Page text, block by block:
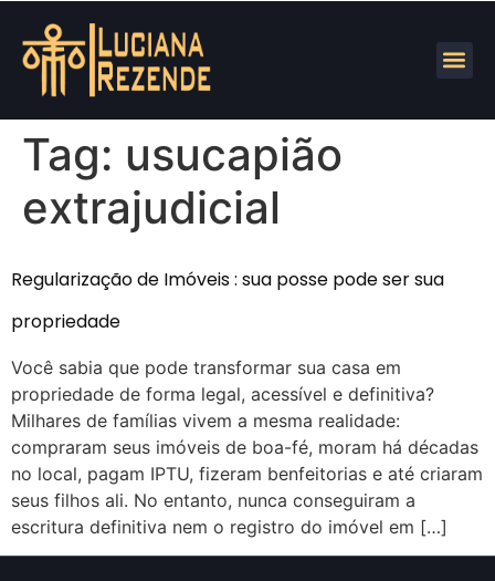
Tag: usucapião
extrajudicial
Regularização de Imóveis : sua posse pode ser sua
propriedade
Você sabia que pode transformar sua casa em
propriedade de forma legal, acessível e definitiva?
Milhares de famílias vivem a mesma realidade:
compraram seus imóveis de boa-fé, moram há décadas
no local, pagam IPTU, fizeram benfeitorias e até criaram
seus filhos ali. No entanto, nunca conseguiram a
escritura definitiva nem o registro do imóvel em […]